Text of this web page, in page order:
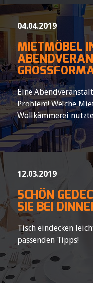
04.04.2019
MIETMÖBEL
GROSSFORMAT
Eine
Problem! Welche
Wollkämmerei
12.03.2019
SCHÖN
SIE BEI
Tisch eindecken
passenden Tipps!